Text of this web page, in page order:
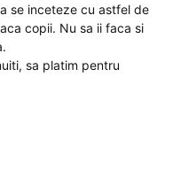
se inceteze cu astfel de
copii. Nu sa ii faca si
sa platim pentru